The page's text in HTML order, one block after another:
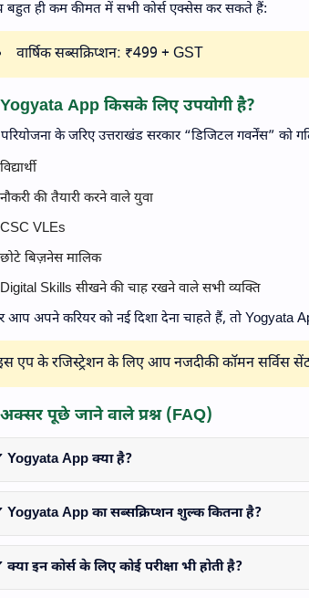
ही कम कीमत में सभी कोर्स एक्सेस कर सकते हैं:
वार्षिक सब्सक्रिप्शन: ₹499 + GST
App किसके लिए उपयोगी है?
के जरिए उत्तराखंड सरकार “डिजिटल गवर्नेंस” को
विद्यार्थी
नौकरी की तैयारी करने वाले युवा
CSC VLEs
छोटे बिज़नेस मालिक
Digital Skills सीखने की चाह रखने वाले सभी व्यक्ति
आप अपने करियर को नई दिशा देना चाहते हैं, तो Yogyata
एप के रजिस्‍ट्रेशन के लिए आप नजदीकी कॉमन सर्विस
पूछे जाने वाले प्रश्न (FAQ)
Yogyata App क्या है?
Yogyata App का सब्सक्रिप्शन शुल्क कितना है?
क्या इन कोर्स के लिए कोई परीक्षा भी होती है?